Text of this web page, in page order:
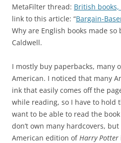
MetaFilter thread: British
link to this article: “Bargain-
Why are English books made so
Caldwell.
I mostly buy paperbacks, many
American. I noticed that many
ink that easily comes off the
while reading, so I have to hold
want to be able to read the
don’t own many hardcovers,
American edition ofHarry Potter